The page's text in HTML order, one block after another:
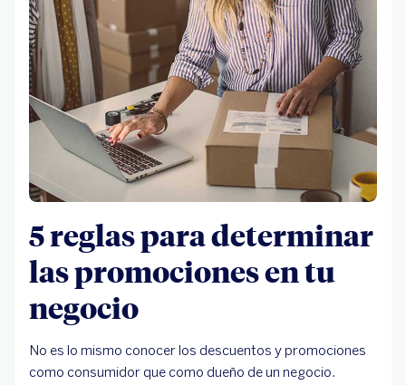
5 reglas para determinar
las promociones en tu
negocio
No es lo mismo conocer los descuentos y promociones
como consumidor que como dueño de un negocio.